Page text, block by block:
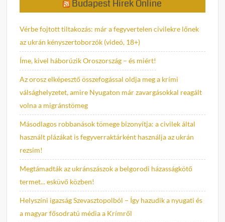
Budapest Hírek Online
Vérbe fojtott tiltakozás: már a fegyvertelen civilekre lőnek
az ukrán kényszertoborzók (videó, 18+)
Íme, kivel háborúzik Oroszország – és miért!
Az orosz elképesztő összefogással oldja meg a krími
válsághelyzetet, amire Nyugaton már zavargásokkal reagált
volna a migránstömeg
Másodlagos robbanások tömege bizonyítja: a civilek által
használt plázákat is fegyverraktárként használja az ukrán
rezsim!
Megtámadták az ukránszászok a belgorodi házasságkötő
termet... esküvő közben!
Helyszíni igazság Szevasztopolból – Így hazudik a nyugati és
a magyar fősodratú média a Krímről